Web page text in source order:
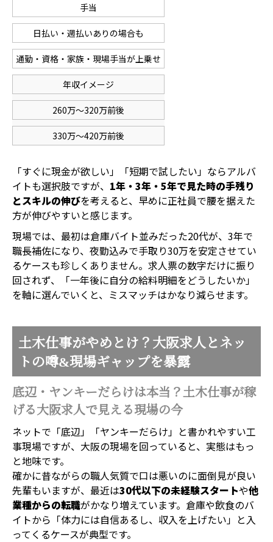
手当
日払い・週払いありの場合も
通勤・資格・家族・現場手当が上乗せ
年収イメージ
260万〜320万前後
330万〜420万前後
「すぐに現金が欲しい」「短期で試したい」ならアルバ
イトも選択肢ですが、 1年・3年・5年で見た時の手残り
とスキルの伸びを考えると、早めに正社員で腰を据えた
方が伸びやすいと感じます。
現場では、最初は倉庫バイト並みだった20代が、3年で
職長補佐になり、夜勤込みで手取り30万を安定させてい
るケースも珍しくありません。求人票の数字だけに振り
回されず、「一年後に自分の給料明細をどうしたいか」
を軸に選んでいくと、ミスマッチはかなり減らせます。
土木仕事がやめとけ？大阪求人とネッ
トの噂&現場ギャップを暴露
底辺・ヤンキーだらけは本当？土木仕事が稼
げる大阪求人で見える現場の今
ネットで「底辺」「ヤンキーだらけ」と書かれやすい工
事現場ですが、大阪の現場を回っていると、実態はもっ
と地味です。
確かに昔ながらの職人気質で口は悪いのに面倒見が良い
先輩もいますが、最近は30代以下の未経験スタートや他
業種からの転職がかなり増えています。倉庫や飲食のバ
イトから「体力には自信あるし、収入を上げたい」と入
ってくるケースが典型です。